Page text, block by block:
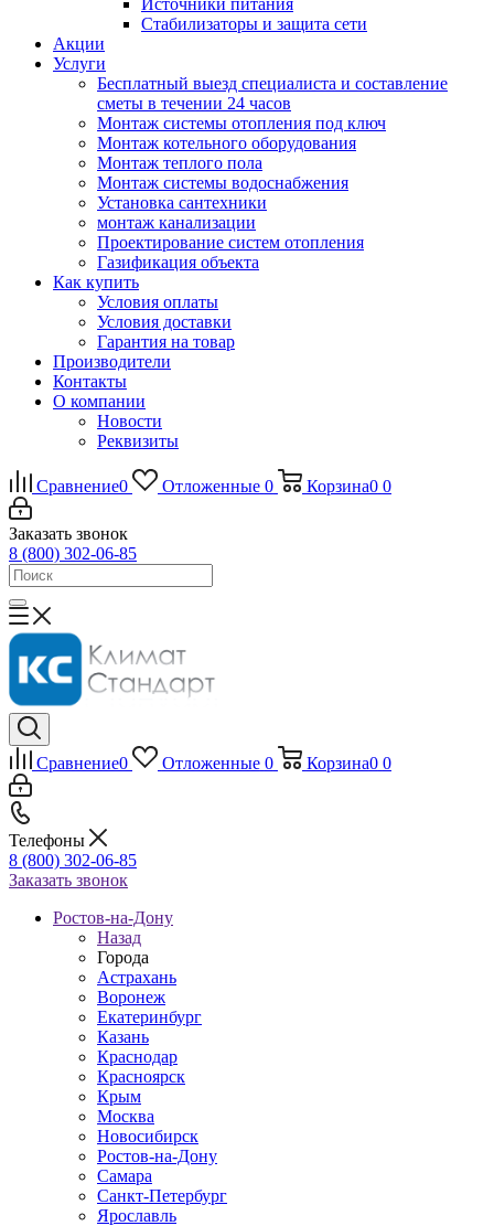
Источники питания
Стабилизаторы и защита сети
Акции
Услуги
Бесплатный выезд специалиста и составление
сметы в течении 24 часов
Монтаж системы отопления под ключ
Монтаж котельного оборудования
Монтаж теплого пола
Монтаж системы водоснабжения
Установка сантехники
монтаж канализации
Проектирование систем отопления
Газификация объекта
Как купить
Условия оплаты
Условия доставки
Гарантия на товар
Производители
Контакты
О компании
Новости
Реквизиты
Сравнение0 Отложенные 0 Корзина0 0
Заказать звонок
8 (800) 302-06-85
Сравнение0 Отложенные 0 Корзина0 0
Телефоны
8 (800) 302-06-85
Заказать звонок
Ростов-на-Дону
Назад
Города
Астрахань
Воронеж
Екатеринбург
Казань
Краснодар
Красноярск
Крым
Москва
Новосибирск
Ростов-на-Дону
Самара
Санкт-Петербург
Ярославль